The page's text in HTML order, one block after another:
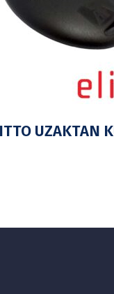
UZAKTAN